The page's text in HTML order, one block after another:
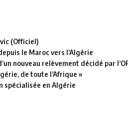
(Officiel)
le Maroc vers l’Algérie
nouveau relèvement décidé par
de toute l’Afrique »
spécialisée en Algérie